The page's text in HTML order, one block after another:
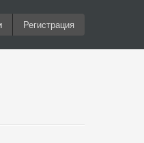
Регистрация